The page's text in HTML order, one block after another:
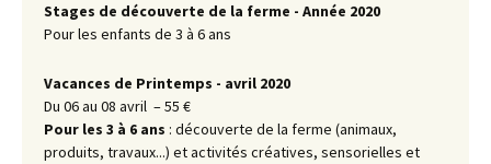
Stages de découverte de la ferme - Année 2020
Pour les enfants de 3 à 6 ans
Vacances de Printemps - avril 2020
Du 06 au 08 avril – 55 €
Pour les 3 à 6 ans : découverte de la ferme (animaux,
produits, travaux...) et activités créatives, sensorielles et